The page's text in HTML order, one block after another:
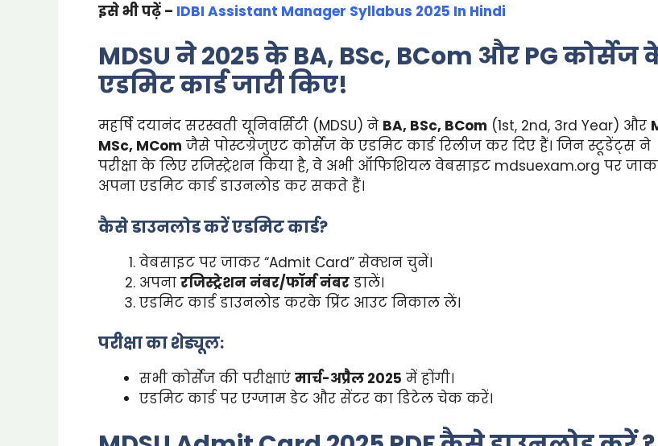
इसे भी पढ़ें – IDBI Assistant Manager Syllabus 2025 In Hindi
MDSU ने 2025 के BA, BSc, BCom और PG कोर्सेज
एडमिट कार्ड जारी किए!
महर्षि दयानंद सरस्वती यूनिवर्सिटी (MDSU) ने BA, BSc, BCom (1st, 2nd, 3rd Year) और
MSc, MCom जैसे पोस्टग्रेजुएट कोर्सेज के एडमिट कार्ड रिलीज कर दिए हैं। जिन स्टूडेंट्स ने
परीक्षा के लिए रजिस्ट्रेशन किया है, वे अभी ऑफिशियल वेबसाइट mdsuexam.org पर
अपना एडमिट कार्ड डाउनलोड कर सकते हैं।
कैसे डाउनलोड करें एडमिट कार्ड?
वेबसाइट पर जाकर “Admit Card” सेक्शन चुनें।
अपना रजिस्ट्रेशन नंबर/फॉर्म नंबर डालें।
एडमिट कार्ड डाउनलोड करके प्रिंट आउट निकाल लें।
परीक्षा का शेड्यूल:
सभी कोर्सेज की परीक्षाएं मार्च-अप्रैल 2025 में होंगी।
एडमिट कार्ड पर एग्जाम डेट और सेंटर का डिटेल चेक करें।